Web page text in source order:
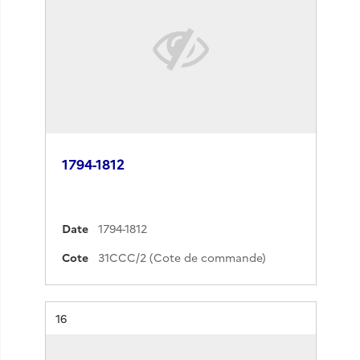
1794-1812
Date
1794-1812
Cote
31CCC/2 (Cote de commande)
Résultat n°
16